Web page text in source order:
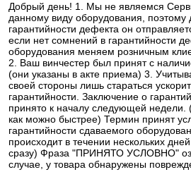
Добрый день! 1. Мы не являемся
данному виду оборудования, поэтому
гарантийности дефекта он
если нет сомнений в гарантийности
оборудования меняем розничным
2. Ваш винчестер был принят с
(они указаны в акте приема) 3.
своей стороны лишь стараться
гарантийности. Заключение о
принято к началу следующей недели.
как можно быстрее) Термин принят
гарантийности сдаваемого
происходит в течении нескольких
сразу) Фраза "ПРИНЯТО УСЛОВНО"
случае, у товара обнаружены